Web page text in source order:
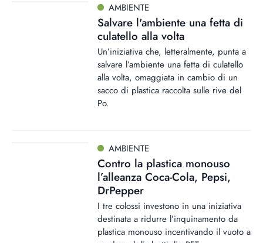
AMBIENTE
Salvare l'ambiente una fetta di
culatello alla volta
Un’iniziativa che, letteralmente, punta a
salvare l’ambiente una fetta di culatello
alla volta, omaggiata in cambio di un
sacco di plastica raccolta sulle rive del
Po.
AMBIENTE
Contro la plastica monouso
l’alleanza Coca-Cola, Pepsi,
DrPepper
I tre colossi investono in una iniziativa
destinata a ridurre l’inquinamento da
plastica monouso incentivando il vuoto a